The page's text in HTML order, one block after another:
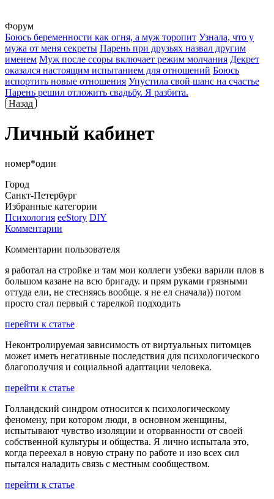
Форум
Боюсь беременности как огня, а муж торопит Узнала, что у
мужа от меня секреты Парень при друзьях назвал другим
именем Муж после ссоры включает режим молчания Декрет
оказался настоящим испытанием для отношений Боюсь
испортить новые отношения Упустила свой шанс на счастье
Парень решил отложить свадьбу. Я разбита.
Назад
Личный кабинет
номер*один
Город
Санкт-Петербург
Избранные категории
Психология ееStory DIY
Комментарии
Комментарии пользователя
я работал на стройке и там мои коллеги узбеки варили плов в
большом казане на всю бригаду. и прям руками грязными
оттуда ели, не стесняясь вообще. я не ел сначала)) потом
просто стал первый с тарелкой подходить
перейти к статье
Неконтролируемая зависимость от виртуальных питомцев
может иметь негативные последствия для психологического
благополучия и социальной адаптации человека.
перейти к статье
Голландский синдром относится к психологическому
феномену, при котором люди, в основном женщины,
испытывают чувство изоляции и оторванности от своей
собственной культуры и общества. Я лично испытала это,
когда переехал в новую страну по работе и изо всех сил
пытался наладить связь с местным сообществом.
перейти к статье